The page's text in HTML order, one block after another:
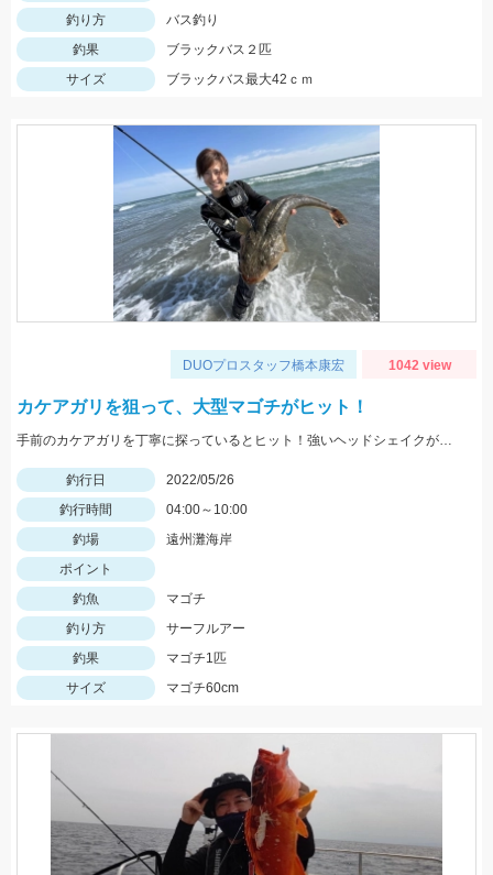
釣り方
バス釣り
釣果
ブラックバス２匹
サイズ
ブラックバス最大42ｃｍ
DUOプロスタッフ橋本康宏 1042 view
カケアガリを狙って、大型マゴチがヒット！
手前のカケアガリを丁寧に探っているとヒット！強いヘッドシェイクがたまりません！
釣行日
2022/05/26
釣行時間
04:00～10:00
釣場
遠州灘海岸
ポイント
釣魚
マゴチ
釣り方
サーフルアー
釣果
マゴチ1匹
サイズ
マゴチ60cm